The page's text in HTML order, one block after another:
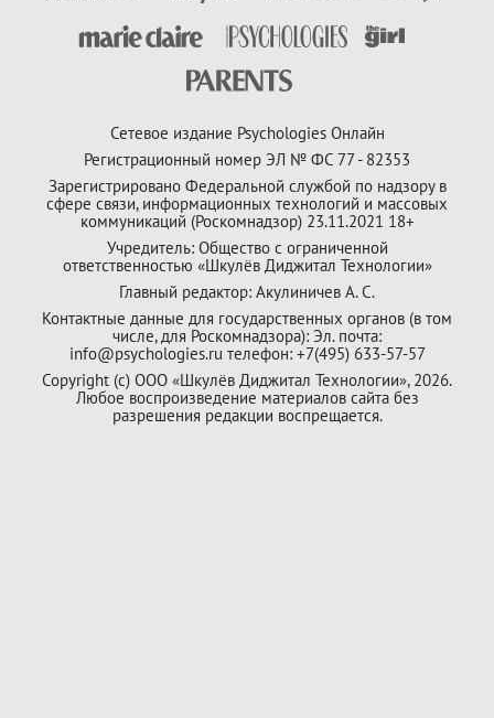
Сетевое издание Psychologies Онлайн
Регистрационный номер ЭЛ № ФС 77 - 82353
Зарегистрировано Федеральной службой по надзору в
сфере связи, информационных технологий и массовых
коммуникаций (Роскомнадзор) 23.11.2021 18+
Учредитель: Общество с ограниченной
ответственностью «Шкулёв Диджитал Технологии»
Главный редактор: Акулиничев А. С.
Контактные данные для государственных органов (в том
числе, для Роскомнадзора): Эл. почта:
info@psychologies.ru телефон: +7(495) 633-57-57
Copyright (с) ООО «Шкулёв Диджитал Технологии», 2026.
Любое воспроизведение материалов сайта без
разрешения редакции воспрещается.